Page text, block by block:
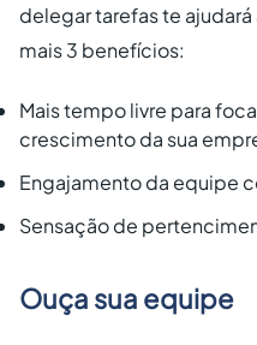
delegar tarefas te ajudará
mais 3 benefícios:
Mais tempo livre para
crescimento da sua
Engajamento da equipe
Sensação de
Ouça sua equipe